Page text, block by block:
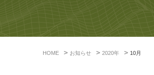
HOME お知らせ 2020年 10月